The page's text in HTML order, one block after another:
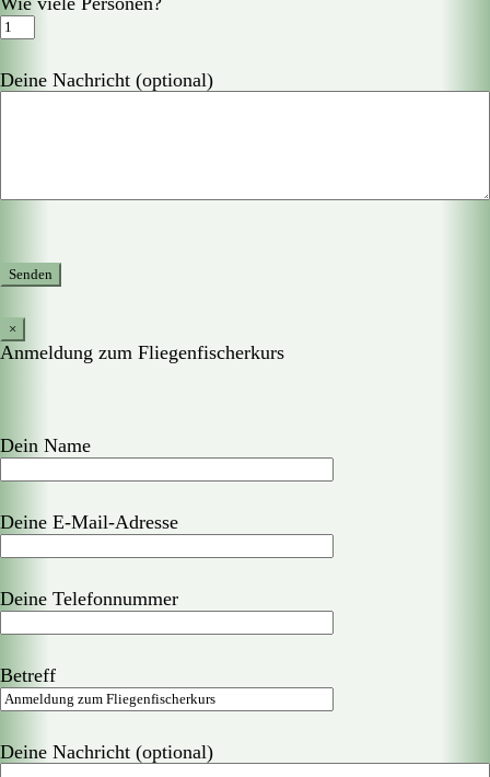
Deine Nachricht (optional)
×
Anmeldung zum Fliegenfischerkurs
Dein Name
Deine E-Mail-Adresse
Deine Telefonnummer
Betreff
Deine Nachricht (optional)